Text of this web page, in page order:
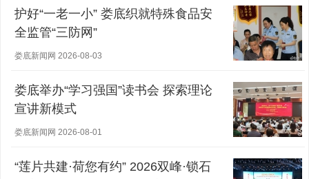
护好“一老一小” 娄底织就特殊食品安
全监管“三防网”
娄底新闻网 2026-08-03
娄底举办“学习强国”读书会 探索理论
宣讲新模式
娄底新闻网 2026-08-01
“莲片共建·荷您有约” 2026双峰·锁石